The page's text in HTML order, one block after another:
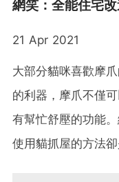
網笑：全能住宅改
21 Apr 2021
大部分貓咪喜歡摩
的利器，摩爪不僅
有幫忙舒壓的功能
使用貓抓屋的方法卻